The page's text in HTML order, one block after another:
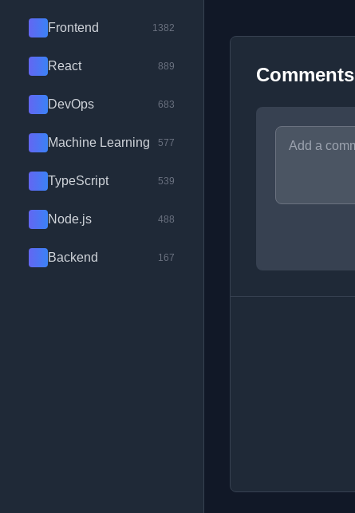
Frontend 1382
React 889
DevOps 683
Machine Learning 577
TypeScript 539
Node.js 488
Backend 167
Comments